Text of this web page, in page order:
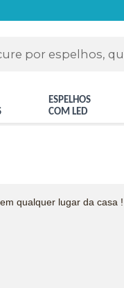
ESPELHOS
COM LED
qualquer lugar da casa !